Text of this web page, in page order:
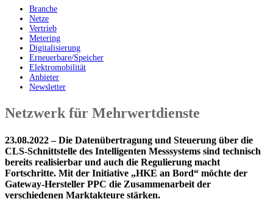
Branche
Netze
Vertrieb
Metering
Digitalisierung
Erneuerbare/Speicher
Elektromobilität
Anbieter
Newsletter
Netzwerk für Mehrwertdienste
23.08.2022 – Die Datenübertragung und Steuerung über die
CLS-Schnittstelle des Intelligenten Messsystems sind technisch
bereits realisierbar und auch die Regulierung macht
Fortschritte. Mit der Initiative „HKE an Bord“ möchte der
Gateway-Hersteller PPC die Zusammenarbeit der
verschiedenen Marktakteure stärken.